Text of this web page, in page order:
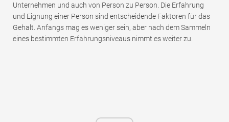
Unternehmen und auch von Person zu Person. Die Erfahrung
und Eignung einer Person sind entscheidende Faktoren für das
Gehalt. Anfangs mag es weniger sein, aber nach dem Sammeln
eines bestimmten Erfahrungsniveaus nimmt es weiter zu.